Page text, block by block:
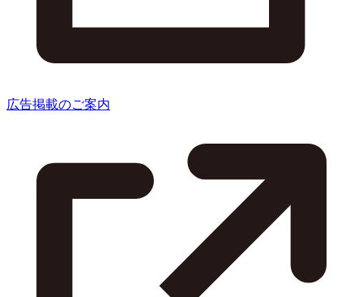
広告掲載のご案内